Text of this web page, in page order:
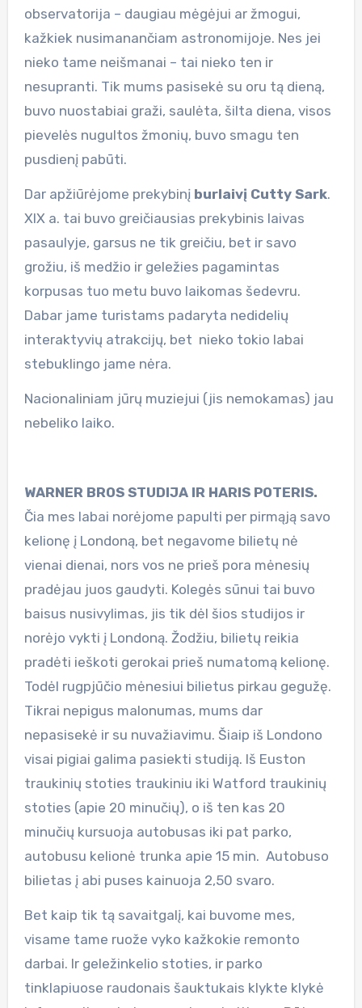
observatorija – daugiau mėgėjui ar žmogui,
kažkiek nusimanančiam astronomijoje. Nes jei
nieko tame neišmanai – tai nieko ten ir
nesupranti. Tik mums pasisekė su oru tą dieną,
buvo nuostabiai graži, saulėta, šilta diena, visos
pievelės nugultos žmonių, buvo smagu ten
pusdienį pabūti.
Dar apžiūrėjome prekybinį burlaivį Cutty Sark.
XIX a. tai buvo greičiausias prekybinis laivas
pasaulyje, garsus ne tik greičiu, bet ir savo
grožiu, iš medžio ir geležies pagamintas
korpusas tuo metu buvo laikomas šedevru.
Dabar jame turistams padaryta nedidelių
interaktyvių atrakcijų, bet nieko tokio labai
stebuklingo jame nėra.
Nacionaliniam jūrų muziejui (jis nemokamas) jau
nebeliko laiko.
WARNER BROS STUDIJA IR HARIS POTERIS.
Čia mes labai norėjome papulti per pirmąją savo
kelionę į Londoną, bet negavome bilietų nė
vienai dienai, nors vos ne prieš pora mėnesių
pradėjau juos gaudyti. Kolegės sūnui tai buvo
baisus nusivylimas, jis tik dėl šios studijos ir
norėjo vykti į Londoną. Žodžiu, bilietų reikia
pradėti ieškoti gerokai prieš numatomą kelionę.
Todėl rugpjūčio mėnesiui bilietus pirkau gegužę.
Tikrai nepigus malonumas, mums dar
nepasisekė ir su nuvažiavimu. Šiaip iš Londono
visai pigiai galima pasiekti studiją. Iš Euston
traukinių stoties traukiniu iki Watford traukinių
stoties (apie 20 minučių), o iš ten kas 20
minučių kursuoja autobusas iki pat parko,
autobusu kelionė trunka apie 15 min. Autobuso
bilietas į abi puses kainuoja 2,50 svaro.
Bet kaip tik tą savaitgalį, kai buvome mes,
visame tame ruože vyko kažkokie remonto
darbai. Ir geležinkelio stoties, ir parko
tinklapiuose raudonais šauktukais klykte klykė